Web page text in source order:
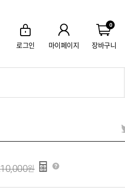
로그인 마이페이지
0
장바구니